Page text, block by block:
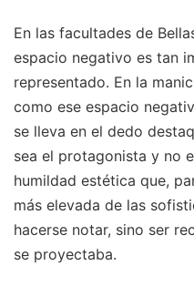
En las facultades de
espacio negativo es tan
representado. En la
como ese espacio
se lleva en el dedo
sea el protagonista y no
humildad estética que,
más elevada de las
hacerse notar, sino ser
se proyectaba.